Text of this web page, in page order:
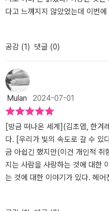
이야기. ‘나’는 ‘셀’과의 만남을
그곳에 남은 자원과 정보를 회수
대담한 종족인 ‘로몬’의 일원인 ‘
치가 없다고 평가받은 행성
20ED를 지배하고 있던 기계들에
‘나’를 자꾸만 ‘라이오니’라고 부
나”라는 이상한 말을 반복하는데……. “빛은 얼마나 상대적인
까?” _〈마리의 춤〉 태어날 때부터
가르쳐보는 ‘나’의 이상하고 은밀
을 겪는 모그들은 춤을 추기는커
게, ‘마리’는 모그도 춤을 출 수
맞추려고 노력한 건 우리 모그들
되고 대상화된 존재인 ‘마리’의
은 과연 무엇인지에 대해 생각하
다고 느껴지지 않았었는데 이번
아니면 내 컨디션이 좋아서 소설
들이 훨씬 좋게 느껴졌다. 이번 소설집은 전에 읽었던 소설집인 <빛
의 속도로 갈 수 없다면>보다 더
이 기존의 SF적 클리셰와 여성,
이번 소설집은 장애인과, 소수자
서 더욱 좋은 인상을 받았다. 작가
품에 잘 녹여냈다는 점은 정말 흥
다른 식으로 변형했다면 느껴졌
다. 소재가 좀 괴로워도 SF니깐 하는 느낌이다.
는 2번 읽는 소설인데 이번이 더
작가가 앞에 뿌려놓은 떡밥을 잘
읽었을 때는 주인공의 결론이 갑
는 이런식으로 장면화 하는 것이
공감 (1) 댓글 (0)
Mulan 2024-07-01
[방금 떠나온 세계](김초엽, 한겨
다. [우리가 빛의 속도로 갈 수 있
금 아쉽긴 했지만(이건 개인적 취
지는 사람을 사랑하는 것에 대한
는 것에 대한 이야기가 있다. 헤
내 이해할 수 없는 것이 당신에게